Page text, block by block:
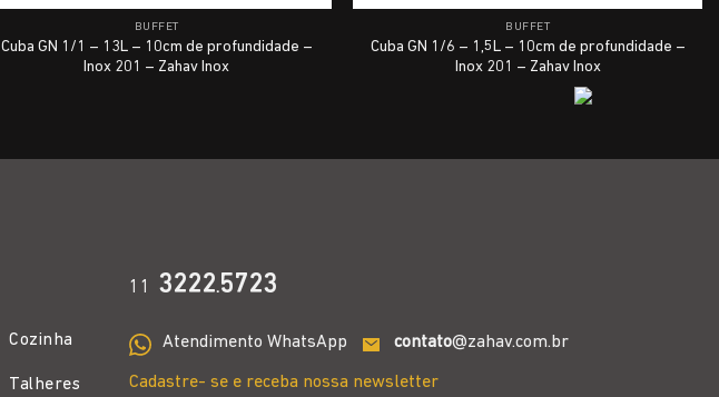
BUFFET
Cuba GN 1/1 – 13L – 10cm de profundidade –
Inox 201 – Zahav Inox
BUFFET
Cuba GN 1/6 – 1,5L – 10cm de profundidade –
Inox 201 – Zahav Inox
Cozinha
Talheres
11 3222.5723
Atendimento WhatsApp contato@zahav.com.br
Cadastre- se e receba nossa newsletter